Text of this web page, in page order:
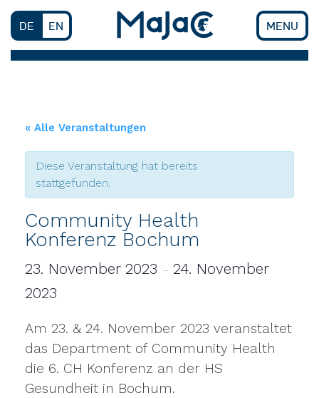
Skip
to
content
DE EN MENU
« Alle Veranstaltungen
Diese Veranstaltung hat bereits
stattgefunden.
Community Health
Konferenz Bochum
23. November 2023 – 24. November
2023
Am 23. & 24. November 2023 veranstaltet
das Department of Community Health
die 6. CH Konferenz an der HS
Gesundheit in Bochum.